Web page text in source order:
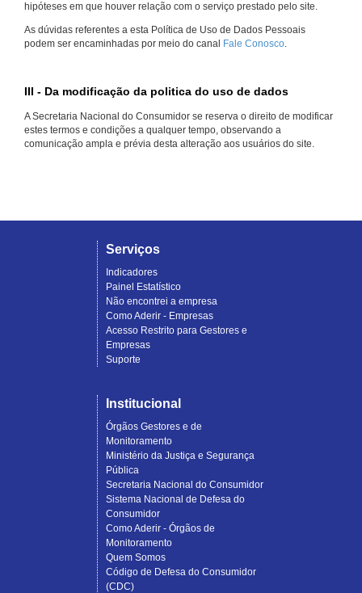
hipóteses em que houver relação com o serviço prestado pelo site.
As dúvidas referentes a esta Política de Uso de Dados Pessoais
podem ser encaminhadas por meio do canal Fale Conosco.
III - Da modificação da politica do uso de dados
A Secretaria Nacional do Consumidor se reserva o direito de modificar
estes termos e condições a qualquer tempo, observando a
comunicação ampla e prévia desta alteração aos usuários do site.
Serviços
Indicadores
Painel Estatístico
Não encontrei a empresa
Como Aderir - Empresas
Acesso Restrito para Gestores e
Empresas
Suporte
Institucional
Órgãos Gestores e de
Monitoramento
Ministério da Justiça e Segurança
Pública
Secretaria Nacional do Consumidor
Sistema Nacional de Defesa do
Consumidor
Como Aderir - Órgãos de
Monitoramento
Quem Somos
Código de Defesa do Consumidor
(CDC)